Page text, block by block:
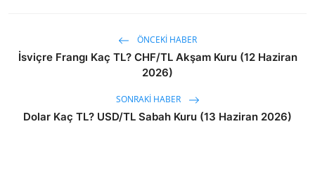
ÖNCEKI HABER
İsviçre Frangı Kaç TL? CHF/TL Akşam Kuru (12 Haziran
2026)
SONRAKI HABER
Dolar Kaç TL? USD/TL Sabah Kuru (13 Haziran 2026)